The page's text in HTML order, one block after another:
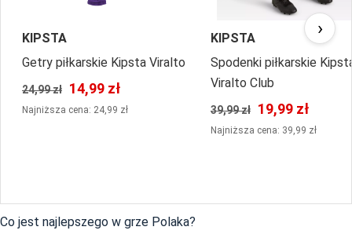
KIPSTA
Getry piłkarskie Kipsta Viralto
24,99 zł 14,99 zł
Najniższa cena: 24,99 zł
KIPSTA
Spodenki piłkarskie
Viralto Club
39,99 zł 19,99 zł
Najniższa cena: 39,99 zł
›
Co jest najlepszego w grze Polaka?